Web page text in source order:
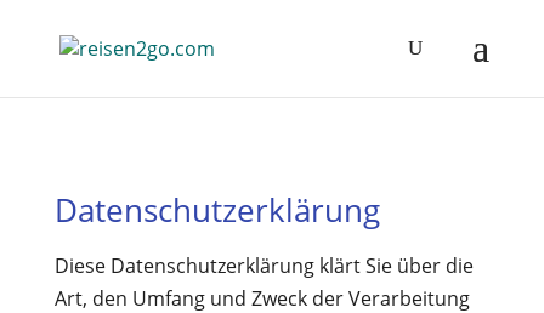
Datenschutzerklärung
Diese Datenschutzerklärung klärt Sie über die
Art, den Umfang und Zweck der Verarbeitung